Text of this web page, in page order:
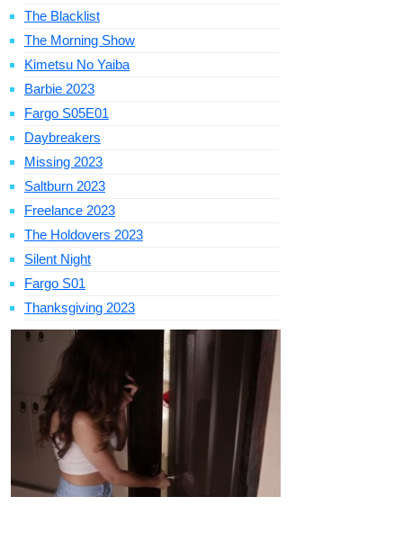
The Blacklist
The Morning Show
Kimetsu No Yaiba
Barbie 2023
Fargo S05E01
Daybreakers
Missing 2023
Saltburn 2023
Freelance 2023
The Holdovers 2023
Silent Night
Fargo S01
Thanksgiving 2023